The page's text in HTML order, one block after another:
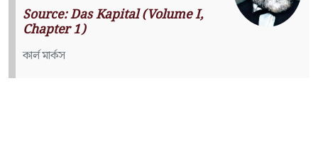
Source: Das Kapital (Volume I,
Chapter 1)
কার্ল মার্কস